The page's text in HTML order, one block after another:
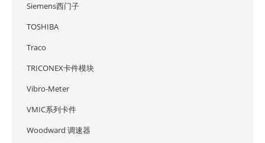
Siemens西门子
TOSHIBA
Traco
TRICONEX卡件模块
Vibro-Meter
VMIC系列卡件
Woodward 调速器